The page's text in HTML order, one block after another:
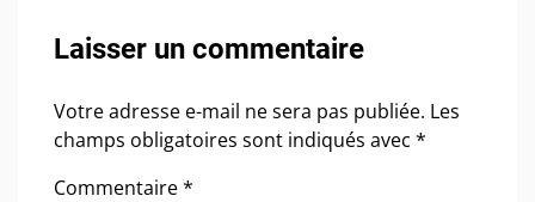
Laisser un commentaire
Votre adresse e-mail ne sera pas publiée. Les
champs obligatoires sont indiqués avec *
Commentaire*